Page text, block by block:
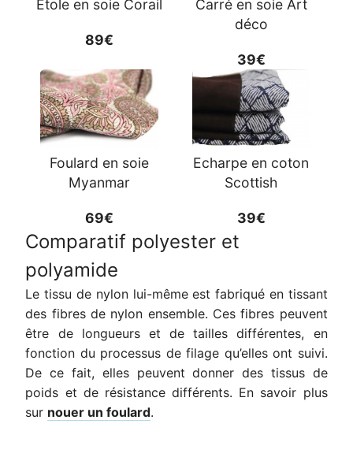
Etole en soie Corail
89€
Carré en soie Art
déco
39€
Foulard en soie
Myanmar
69€
Echarpe en coton
Scottish
39€
Comparatif polyester et
polyamide
Le tissu de nylon lui-même est fabriqué en tissant
des fibres de nylon ensemble. Ces fibres peuvent
être de longueurs et de tailles différentes, en
fonction du processus de filage qu’elles ont suivi.
De ce fait, elles peuvent donner des tissus de
poids et de résistance différents. En savoir plus
sur nouer un foulard.